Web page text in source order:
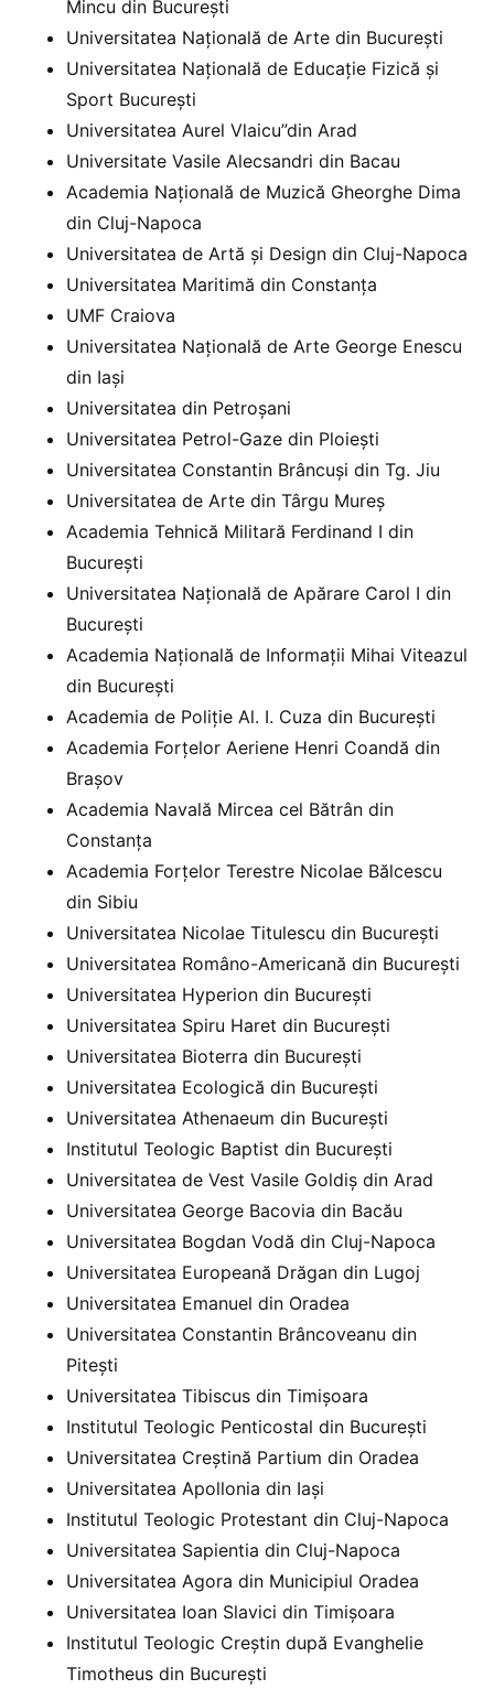
Mincu din București
Universitatea Națională de Arte din București
Universitatea Națională de Educație Fizică și
Sport București
Universitatea Aurel Vlaicu”din Arad
Universitate Vasile Alecsandri din Bacau
Academia Națională de Muzică Gheorghe Dima
din Cluj-Napoca
Universitatea de Artă și Design din Cluj-Napoca
Universitatea Maritimă din Constanța
UMF Craiova
Universitatea Națională de Arte George Enescu
din Iași
Universitatea din Petroșani
Universitatea Petrol-Gaze din Ploiești
Universitatea Constantin Brâncuși din Tg. Jiu
Universitatea de Arte din Târgu Mureș
Academia Tehnică Militară Ferdinand I din
București
Universitatea Națională de Apărare Carol I din
București
Academia Națională de Informații Mihai Viteazul
din București
Academia de Poliție Al. I. Cuza din București
Academia Forțelor Aeriene Henri Coandă din
Brașov
Academia Navală Mircea cel Bătrân din
Constanța
Academia Forțelor Terestre Nicolae Bălcescu
din Sibiu
Universitatea Nicolae Titulescu din București
Universitatea Româno-Americană din București
Universitatea Hyperion din București
Universitatea Spiru Haret din București
Universitatea Bioterra din București
Universitatea Ecologică din București
Universitatea Athenaeum din București
Institutul Teologic Baptist din București
Universitatea de Vest Vasile Goldiș din Arad
Universitatea George Bacovia din Bacău
Universitatea Bogdan Vodă din Cluj-Napoca
Universitatea Europeană Drăgan din Lugoj
Universitatea Emanuel din Oradea
Universitatea Constantin Brâncoveanu din
Pitești
Universitatea Tibiscus din Timișoara
Institutul Teologic Penticostal din București
Universitatea Creștină Partium din Oradea
Universitatea Apollonia din Iași
Institutul Teologic Protestant din Cluj-Napoca
Universitatea Sapientia din Cluj-Napoca
Universitatea Agora din Municipiul Oradea
Universitatea Ioan Slavici din Timișoara
Institutul Teologic Creștin după Evanghelie
Timotheus din București